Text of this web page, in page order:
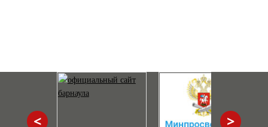
< >